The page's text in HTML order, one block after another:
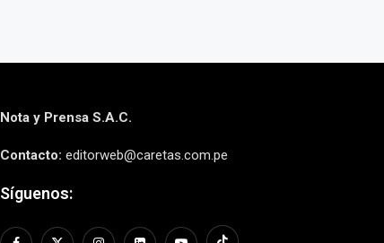
Nota y Prensa S.A.C.
Contacto: editorweb@caretas.com.pe
Síguenos: